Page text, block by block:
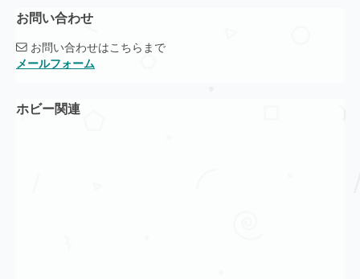
お問い合わせ
お問い合わせはこちらまで
メールフォーム
ホビー関連